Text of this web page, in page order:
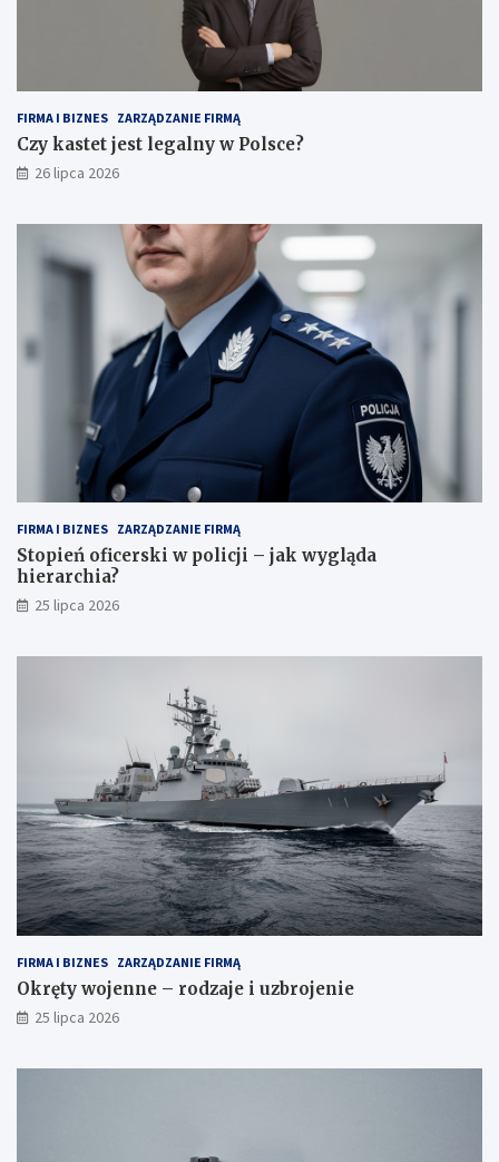
FIRMA I BIZNES ZARZĄDZANIE FIRMĄ
Czy kastet jest legalny w Polsce?
26 lipca 2026
FIRMA I BIZNES ZARZĄDZANIE FIRMĄ
Stopień oficerski w policji – jak wygląda
hierarchia?
25 lipca 2026
FIRMA I BIZNES ZARZĄDZANIE FIRMĄ
Okręty wojenne – rodzaje i uzbrojenie
25 lipca 2026